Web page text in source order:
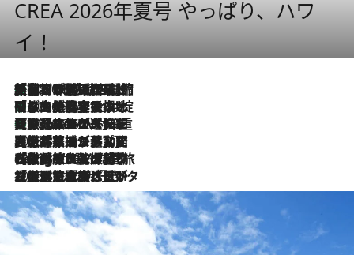
CREA 2026年夏号 やっぱり、ハワ
イ！
2026.8.6
「荷物が増えるほど旅ストレスは増す」美容ジャーナリストがたどり着いた最終結論。“化粧品を劇的に減らす”感動の凝縮美容とは
2026.8.6
「旅先には金髪ウィッグを持参」日本と同じメイクでは損してる!? 美容ジャーナリストが提案する“掟破りの旅美容”とは
2026.8.6
【厳選旅コスメ】「身軽さ＆UV対策重視！」ヘアアーティストshucoが選んだ夏旅ベストコスメを発表【Mサイズジップ】
2026.8.5
【厳選旅コスメ】国内をあちこち移動する河井菜摘が選んだ夏旅ベストコスメ発表！「リラックスアイテムはマスト」【Mサイズジップ】
2026.8.4
【厳選旅コスメ】「紫外線＆乾燥対策しながらメイク感も！」ヘア＆メイクGeorgeが選んだ夏旅ベストコスメを発表！【Mサイズジップ】
2026.8.3
【厳選旅コスメ】「保湿もタイパ重視！」“サウナ好き”タレント清水みさとが愛用する夏旅ベストコスメを発表！【Mサイズジップ】